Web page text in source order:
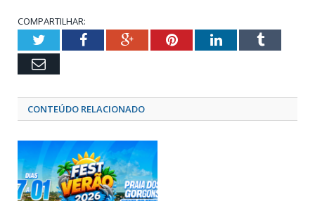
COMPARTILHAR:
TwitterFacebookGoogle+PinterestLinkedInTumblr
Email
CONTEÚDO RELACIONADO